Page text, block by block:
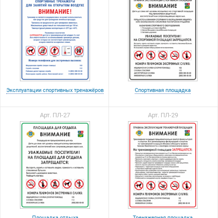
Эксплуатации спортивных тренажёров Спортивная площадка
Арт. ПЛ-27 Арт. ПЛ-29